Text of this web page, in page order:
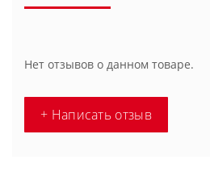
Нет отзывов о данном товаре.
+ Написать отзыв